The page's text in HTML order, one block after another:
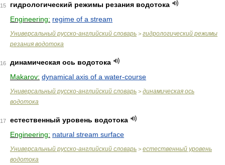
15
гидрологический режимы резания водотока
Engineering: regime of a stream
Универсальный русско-английский словарь > гидрологический режимы
резания водотока
16
динамическая ось водотока
Makarov: dynamical axis of a water-course
Универсальный русско-английский словарь > динамическая ось
водотока
17
естественный уровень водотока
Engineering: natural stream surface
Универсальный русско-английский словарь > естественный уровень
водотока